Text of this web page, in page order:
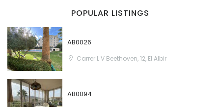
POPULAR LISTINGS
AB0026
Carrer L V Beethoven, 12, El Albir
AB0094